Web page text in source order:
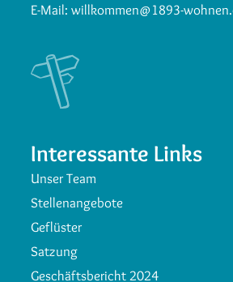
E-Mail:willkommen@1893-
Interessante Links
Unser Team
Stellenangebote
Geflüster
Satzung
Geschäftsbericht 2024